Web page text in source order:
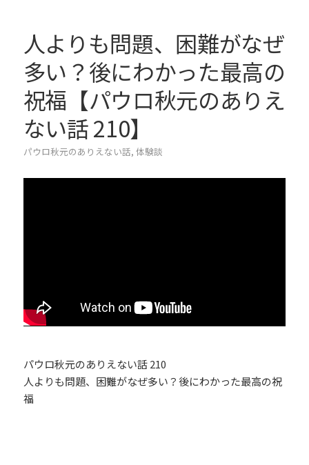
人よりも問題、困難がなぜ
多い？後にわかった最高の
祝福【パウロ秋元のありえ
ない話 210】
パウロ秋元のありえない話, 体験談
パウロ秋元のありえない話 210
人よりも問題、困難がなぜ多い？後にわかった最高の祝
福